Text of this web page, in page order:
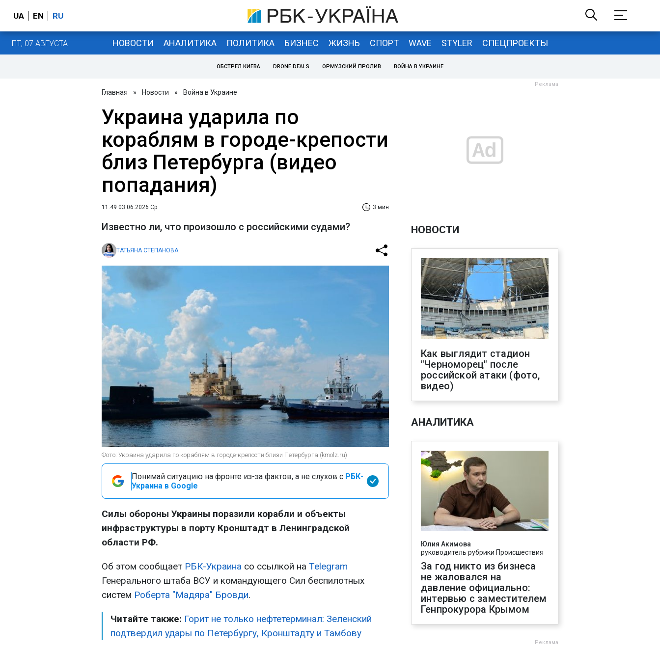
UA EN RU
ПТ, 07 АВГУСТА НОВОСТИ АНАЛИТИКА ПОЛИТИКА БИЗНЕС ЖИЗНЬ СПОРТ WAVE STYLER СПЕЦПРОЕКТЫ
ОБСТРЕЛ КИЕВА DRONE DEALS ОРМУЗСКИЙ ПРОЛИВ ВОЙНА В УКРАИНЕ
Главная » Новости » Война в Украине
Украина ударила по
кораблям в городе-крепости
близ Петербурга (видео
попадания)
11:49 03.06.2026 Ср 3 мин
Известно ли, что произошло с российскими судами?
ТАТЬЯНА СТЕПАНОВА
Фото: Украина ударила по кораблям в городе-крепости близи Петербурга (kmolz.ru)
Понимай ситуацию на фронте из-за фактов, а не слухов с РБК-
Украина в Google
Силы обороны Украины поразили корабли и объекты
инфраструктуры в порту Кронштадт в Ленинградской
области РФ.
Об этом сообщает РБК-Украина со ссылкой на Telegram
Генерального штаба ВСУ и командующего Сил беспилотных
систем Роберта "Мадяра" Бровди.
Читайте также: Горит не только нефтетерминал: Зеленский
подтвердил удары по Петербургу, Кронштадту и Тамбову
НОВОСТИ
Как выглядит стадион
"Черноморец" после
российской атаки (фото,
видео)
АНАЛИТИКА
Юлия Акимова
руководитель рубрики Происшествия
За год никто из бизнеса
не жаловался на
давление официально:
интервью с заместителем
Генпрокурора Крымом